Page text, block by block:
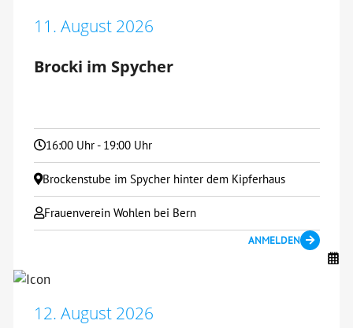
11. August 2026
Brocki im Spycher
16:00 Uhr - 19:00 Uhr
Brockenstube im Spycher hinter dem Kipferhaus
Frauenverein Wohlen bei Bern
ANMELDEN
12. August 2026